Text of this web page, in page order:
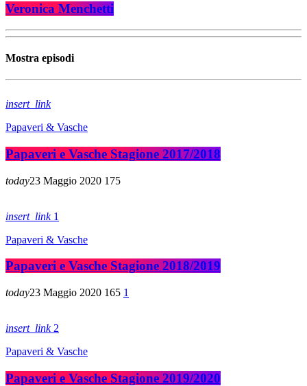
Veronica Menchetti
Mostra episodi
insert_link
Papaveri & Vasche
Papaveri e Vasche Stagione 2017/2018
today23 Maggio 2020 175
insert_link 1
Papaveri & Vasche
Papaveri e Vasche Stagione 2018/2019
today23 Maggio 2020 165 1
insert_link 2
Papaveri & Vasche
Papaveri e Vasche Stagione 2019/2020